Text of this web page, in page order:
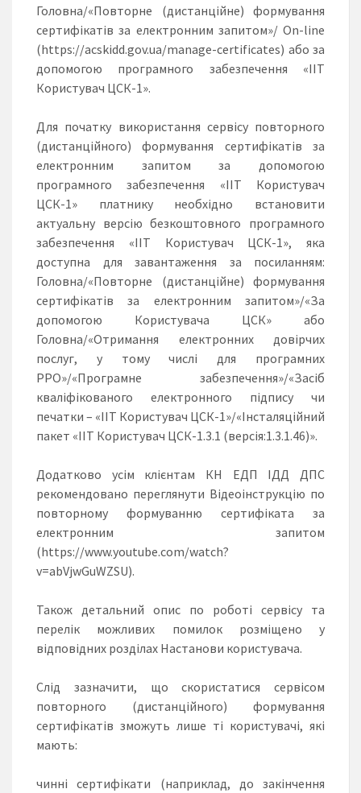
Головна/«Повторне (дистанційне) формування
сертифікатів за електронним запитом»/ On-line
(https://acskidd.gov.ua/manage-certificates) або за
допомогою програмного забезпечення «ІІТ
Користувач ЦСК-1».
Для початку використання сервісу повторного
(дистанційного) формування сертифікатів за
електронним запитом за допомогою
програмного забезпечення «ІІТ Користувач
ЦСК-1» платнику необхідно встановити
актуальну версію безкоштовного програмного
забезпечення «ІІТ Користувач ЦСК-1», яка
доступна для завантаження за посиланням:
Головна/«Повторне (дистанційне) формування
сертифікатів за електронним запитом»/«За
допомогою Користувача ЦСК» або
Головна/«Отримання електронних довірчих
послуг, у тому числі для програмних
РРО»/«Програмне забезпечення»/«Засіб
кваліфікованого електронного підпису чи
печатки – «ІІТ Користувач ЦСК-1»/«Інсталяційний
пакет «ІІТ Користувач ЦСК-1.3.1 (версія:1.3.1.46)».
Додатково усім клієнтам КН ЕДП ІДД ДПС
рекомендовано переглянути Відеоінструкцію по
повторному формуванню сертифіката за
електронним запитом
(https://www.youtube.com/watch?
v=abVjwGuWZSU).
Також детальний опис по роботі сервісу та
перелік можливих помилок розміщено у
відповідних розділах Настанови користувача.
Слід зазначити, що скористатися сервісом
повторного (дистанційного) формування
сертифікатів зможуть лише ті користувачі, які
мають:
чинні сертифікати (наприклад, до закінчення